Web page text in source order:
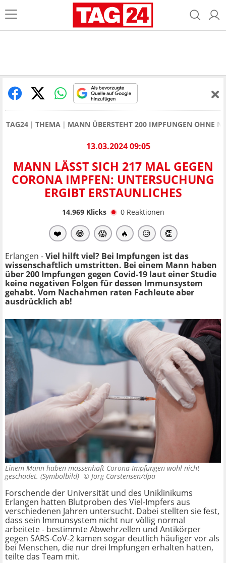
TAG24 THEMA MANN ÜBERSTEHT 200 IMPFUNGEN OHNE
13.03.2024 09:05
MANN LÄSST SICH 217 MAL GEGEN
CORONA IMPFEN: UNTERSUCHUNG
ERGIBT ERSTAUNLICHES
14.969Klicks 0 Reaktionen
❤️ 😂 😱 🔥 😥 👏
Erlangen -Viel hilft viel? Bei Impfungen ist das
wissenschaftlich umstritten. Bei einem Mann haben
über 200 Impfungen gegen Covid-19 laut einer Studie
keine negativen Folgen für dessen Immunsystem
gehabt. Vom Nachahmen raten Fachleute aber
ausdrücklich ab!
Einem Mann haben massenhaft Corona-Impfungen wohl nicht
geschadet. (Symbolbild) © Jörg Carstensen/dpa
Forschende der Universität und des Uniklinikums
Erlangen hatten Blutproben des Viel-Impfers aus
verschiedenen Jahren untersucht. Dabei stellten sie fest,
dass sein Immunsystem nicht nur völlig normal
arbeitete - bestimmte Abwehrzellen und Antikörper
gegen SARS-CoV-2 kamen sogar deutlich häufiger vor als
bei Menschen, die nur drei Impfungen erhalten hatten,
teilte das Team mit.